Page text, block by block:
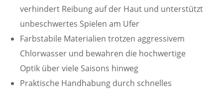
verhindert Reibung auf der Haut und unterstützt
unbeschwertes Spielen am Ufer
Farbstabile Materialien trotzen aggressivem
Chlorwasser und bewahren die hochwertige
Optik über viele Saisons hinweg
Praktische Handhabung durch schnelles